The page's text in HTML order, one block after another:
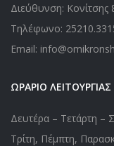
Διεύθυνση:
Τηλέφωνο:
Email:
ΩΡΑΡΙΟ
Δευτέρα – Τετάρτη –
Τρίτη, Πέμπτη,